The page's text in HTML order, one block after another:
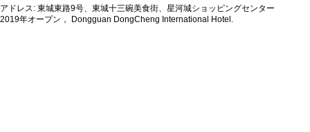
アドレス: 東城東路9号、東城十三碗美食街、星河城ショッピングセンター
2019年オープン， Dongguan DongCheng International Hotel.